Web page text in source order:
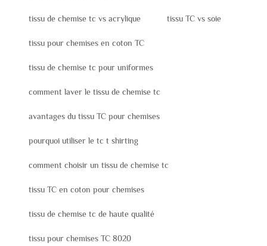
tissu de chemise tc vs acrylique tissu TC vs soie
tissu pour chemises en coton TC
tissu de chemise tc pour uniformes
comment laver le tissu de chemise tc
avantages du tissu TC pour chemises
pourquoi utiliser le tc t shirting
comment choisir un tissu de chemise tc
tissu TC en coton pour chemises
tissu de chemise tc de haute qualité
tissu pour chemises TC 8020